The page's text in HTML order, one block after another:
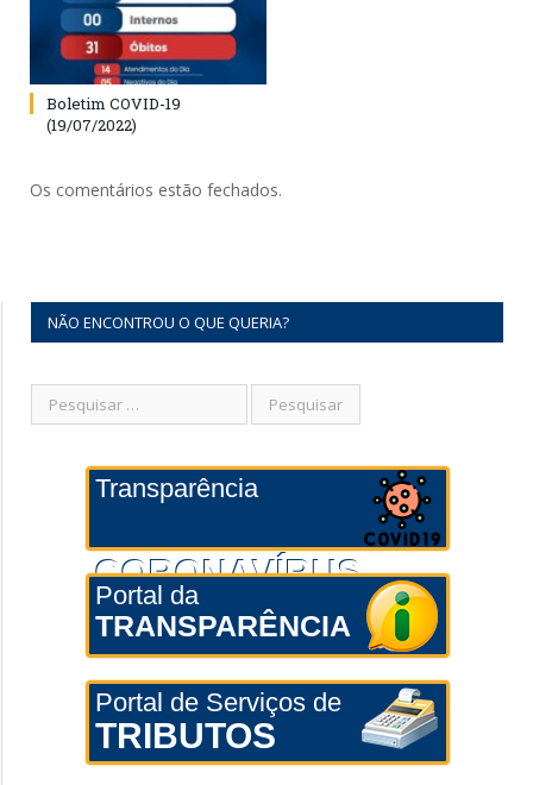
Boletim COVID-19
(19/07/2022)
Os comentários estão fechados.
NÃO ENCONTROU O QUE QUERIA?
Transparência
CORONAVÍRUS
Portal da
TRANSPARÊNCIA
Portal de Serviços de
TRIBUTOS